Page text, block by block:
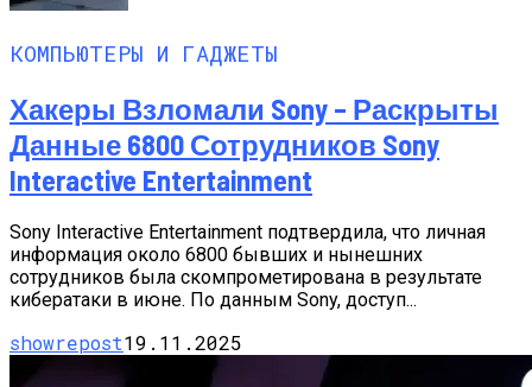
КОМПЬЮТЕРЫ И ГАДЖЕТЫ
Хакеры Взломали Sony – Раскрыты
Данные 6800 Сотрудников Sony
Interactive Entertainment
Sony Interactive Entertainment подтвердила, что личная
информация около 6800 бывших и нынешних
сотрудников была скомпрометирована в результате
кибератаки в июне. По данным Sony, доступ...
showrepost19.11.2025